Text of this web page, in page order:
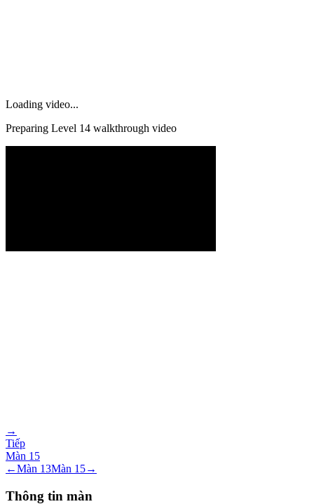
Loading video...
Preparing Level 14 walkthrough video
→
Tiếp
Màn 15
←Màn 13Màn 15→
Thông tin màn